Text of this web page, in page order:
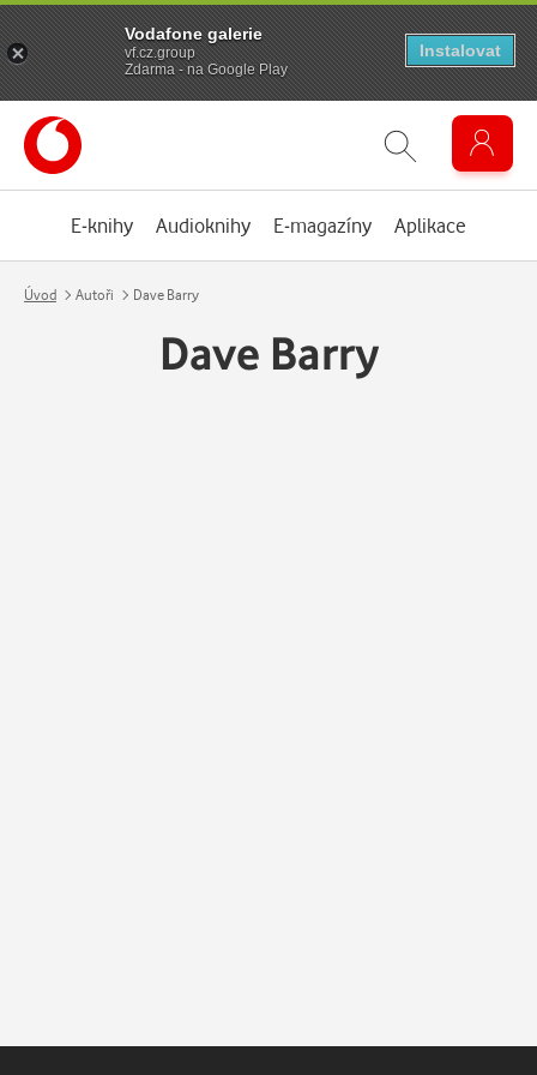
E-knihy Audioknihy E-magazíny Aplikace
Úvod Autoři Dave Barry
Dave Barry
Vodafone galerie
vf.cz.group
Zdarma - na Google Play
Instalovat